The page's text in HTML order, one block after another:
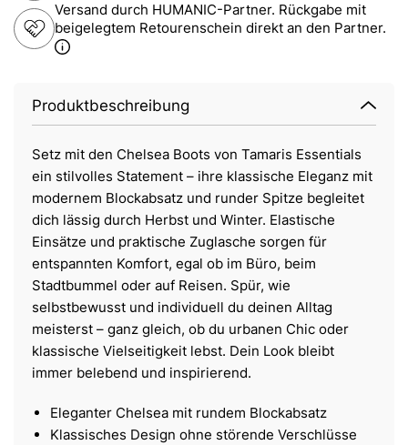
Versand durch HUMANIC-Partner. Rückgabe mit
beigelegtem Retourenschein direkt an den Partner.
Produktbeschreibung
Setz mit den Chelsea Boots von Tamaris Essentials
ein stilvolles Statement – ihre klassische Eleganz mit
modernem Blockabsatz und runder Spitze begleitet
dich lässig durch Herbst und Winter. Elastische
Einsätze und praktische Zuglasche sorgen für
entspannten Komfort, egal ob im Büro, beim
Stadtbummel oder auf Reisen. Spür, wie
selbstbewusst und individuell du deinen Alltag
meisterst – ganz gleich, ob du urbanen Chic oder
klassische Vielseitigkeit lebst. Dein Look bleibt
immer belebend und inspirierend.
Eleganter Chelsea mit rundem Blockabsatz
Klassisches Design ohne störende Verschlüsse